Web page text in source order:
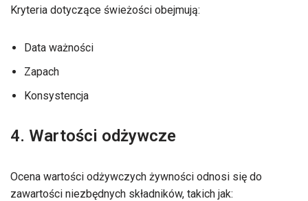
Kryteria dotyczące świeżości obejmują:
Data ważności
Zapach
Konsystencja
4. Wartości odżywcze
Ocena wartości odżywczych żywności odnosi się do
zawartości niezbędnych składników, takich jak: